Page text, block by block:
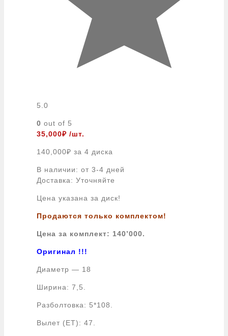
5.0
0 out of 5
35,000₽ /шт.
140,000₽ за 4 диска
В наличии: от 3-4 дней
Доставка: Уточняйте
Цена указана за диск!
Продаются только комплектом!
Цена за комплект: 140’000.
Оригинал !!!
Диаметр — 18
Ширина: 7,5.
Разболтовка: 5*108.
Вылет (ЕТ): 47.